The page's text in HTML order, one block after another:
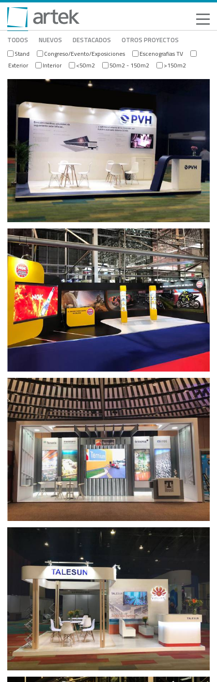
TODOS NUEVOS DESTACADOS OTROS PROYECTOS
Stand Congreso/Evento/Exposiciones
Escenografias TV
Exterior
Interior <50m2 50m2 - 150m2 >150m2